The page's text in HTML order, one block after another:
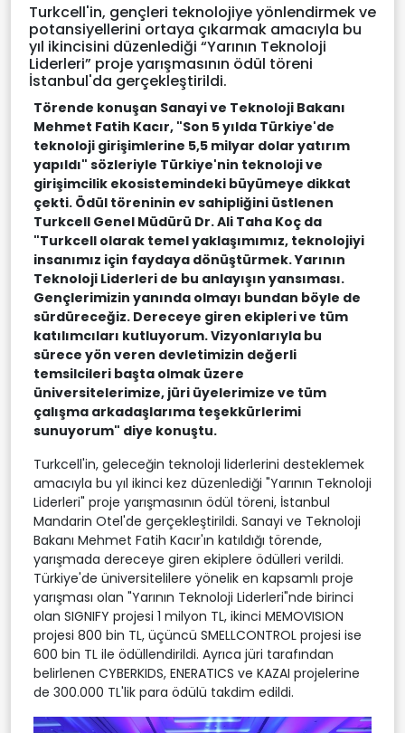
Turkcell'in, gençleri teknolojiye yönlendirmek ve
potansiyellerini ortaya çıkarmak amacıyla bu
yıl ikincisini düzenlediği “Yarının Teknoloji
Liderleri” proje yarışmasının ödül töreni
İstanbul'da gerçekleştirildi.
Törende konuşan Sanayi ve Teknoloji Bakanı
Mehmet Fatih Kacır, "Son 5 yılda Türkiye'de
teknoloji girişimlerine 5,5 milyar dolar yatırım
yapıldı" sözleriyle Türkiye'nin teknoloji ve
girişimcilik ekosistemindeki büyümeye dikkat
çekti. Ödül töreninin ev sahipliğini üstlenen
Turkcell Genel Müdürü Dr. Ali Taha Koç da
"Turkcell olarak temel yaklaşımımız, teknolojiyi
insanımız için faydaya dönüştürmek. Yarının
Teknoloji Liderleri de bu anlayışın yansıması.
Gençlerimizin yanında olmayı bundan böyle de
sürdüreceğiz. Dereceye giren ekipleri ve tüm
katılımcıları kutluyorum. Vizyonlarıyla bu
sürece yön veren devletimizin değerli
temsilcileri başta olmak üzere
üniversitelerimize, jüri üyelerimize ve tüm
çalışma arkadaşlarıma teşekkürlerimi
sunuyorum" diye konuştu.
Turkcell'in, geleceğin teknoloji liderlerini desteklemek
amacıyla bu yıl ikinci kez düzenlediği "Yarının Teknoloji
Liderleri" proje yarışmasının ödül töreni, İstanbul
Mandarin Otel'de gerçekleştirildi. Sanayi ve Teknoloji
Bakanı Mehmet Fatih Kacır'ın katıldığı törende,
yarışmada dereceye giren ekiplere ödülleri verildi.
Türkiye'de üniversitelilere yönelik en kapsamlı proje
yarışması olan "Yarının Teknoloji Liderleri"nde birinci
olan SIGNIFY projesi 1 milyon TL, ikinci MEMOVISION
projesi 800 bin TL, üçüncü SMELLCONTROL projesi ise
600 bin TL ile ödüllendirildi. Ayrıca jüri tarafından
belirlenen CYBERKIDS, ENERATICS ve KAZAI projelerine
de 300.000 TL'lik para ödülü takdim edildi.